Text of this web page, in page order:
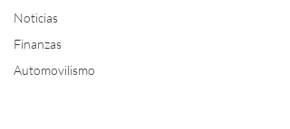
Noticias
Finanzas
Automovilismo